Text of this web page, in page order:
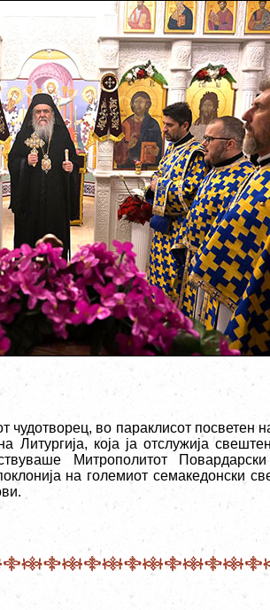
чудотворец, во параклисот посветен
која ја отслужија
Митрополитот Повардарски
на големиот семакедонски